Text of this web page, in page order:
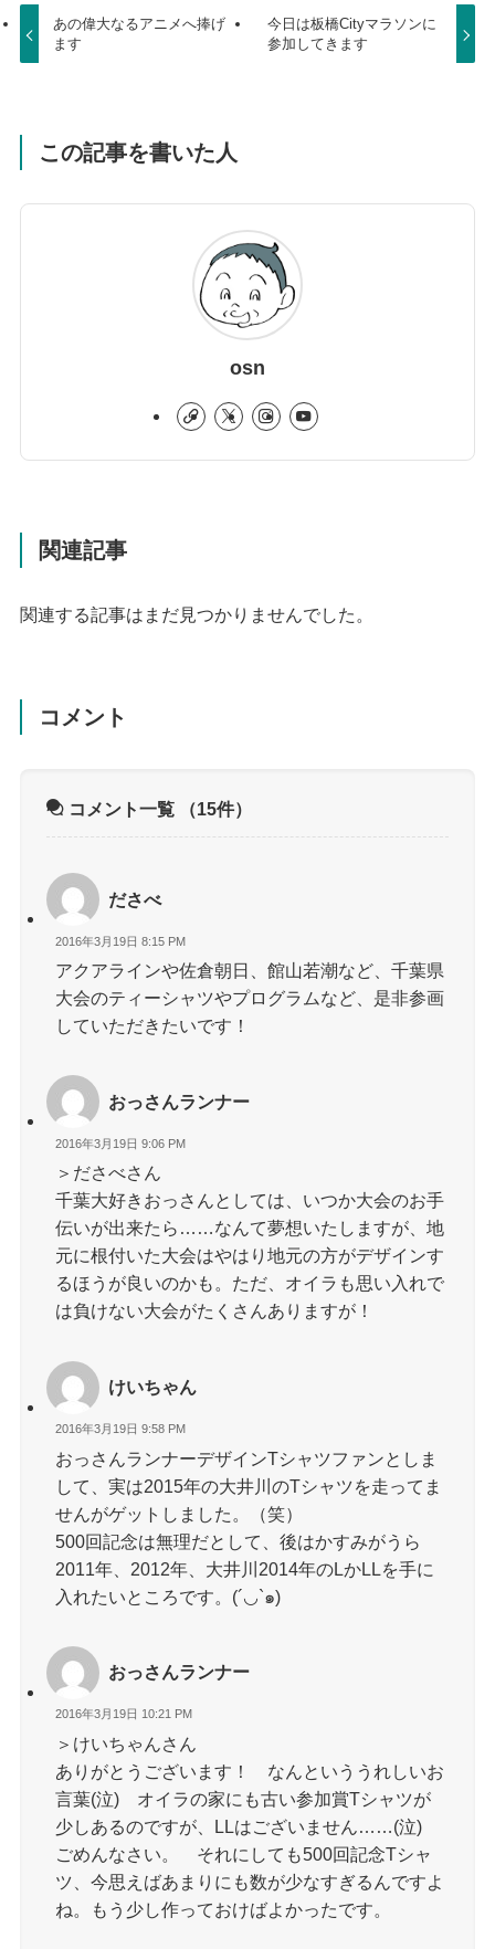
あの偉大なるアニメへ捧げ
ます
今日は板橋Cityマラソンに
参加してきます
この記事を書いた人
osn
関連記事
関連する記事はまだ見つかりませんでした。
コメント
コメント一覧 （15件）
ださべ
2016年3月19日 8:15 PM
アクアラインや佐倉朝日、館山若潮など、千葉県
大会のティーシャツやプログラムなど、是非参画
していただきたいです！
おっさんランナー
2016年3月19日 9:06 PM
＞ださべさん
千葉大好きおっさんとしては、いつか大会のお手
伝いが出来たら……なんて夢想いたしますが、地
元に根付いた大会はやはり地元の方がデザインす
るほうが良いのかも。ただ、オイラも思い入れで
は負けない大会がたくさんありますが！
けいちゃん
2016年3月19日 9:58 PM
おっさんランナーデザインTシャツファンとしま
して、実は2015年の大井川のTシャツを走ってま
せんがゲットしました。（笑）
500回記念は無理だとして、後はかすみがうら
2011年、2012年、大井川2014年のLかLLを手に
入れたいところです。(´◡`๑)
おっさんランナー
2016年3月19日 10:21 PM
＞けいちゃんさん
ありがとうございます！ なんといううれしいお
言葉(泣) オイラの家にも古い参加賞Tシャツが
少しあるのですが、LLはございません……(泣)
ごめんなさい。 それにしても500回記念Tシャ
ツ、今思えばあまりにも数が少なすぎるんですよ
ね。もう少し作っておけばよかったです。